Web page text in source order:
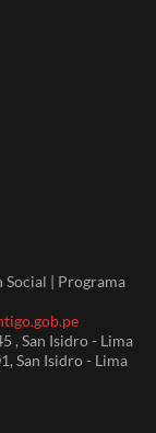
| Programa
, San Isidro - Lima
San Isidro - Lima